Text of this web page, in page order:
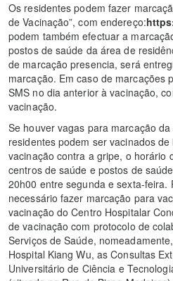
Os residentes podem fazer
de Vacinação”, com endereço:
podem também efectuar a
postos de saúde da área de
de marcação presencia, será
marcação. Em caso de marcações
SMS no dia anterior à vacinação,
vacinação.
Se houver vagas para marcação
residentes podem ser vacinados
vacinação contra a gripe, o horário
centros de saúde e postos de
20h00 entre segunda e sexta-feira.
necessário fazer marcação para
vacinação do Centro Hospitalar
de vacinação com protocolo de
Serviços de Saúde,
Hospital Kiang Wu, as Consultas
Universitário de Ciência e